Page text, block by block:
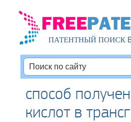
ПАТЕНТНЫЙ ПОИСК
способ
кислот в